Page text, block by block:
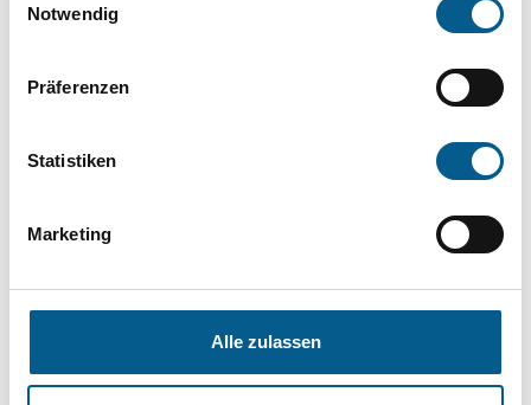
Notwendig
Präferenzen
Statistiken
Marketing
Alle zulassen
Kategorien verfeinert werden.
Suchen
Aktive Filter:
Themen: Kinder, Jugendliche & Familie
Themen: Politische Bildung & Demokratie
Themen: Bürgerschaftliches Engagement
Themen: Wohltätige Zwecke